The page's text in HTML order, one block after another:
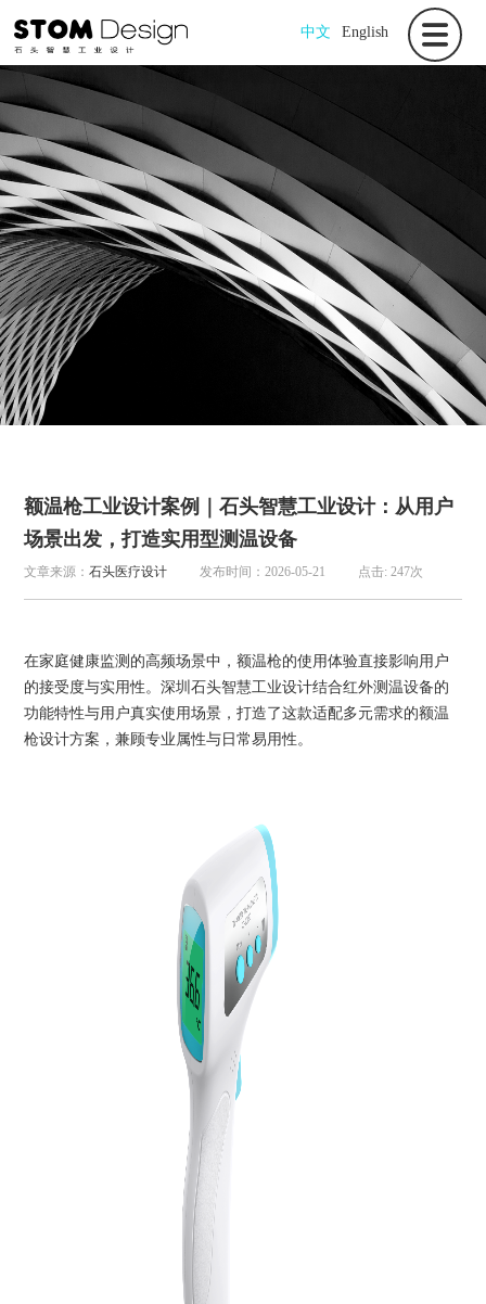
中文 English
额温枪工业设计案例｜石头智慧工业设计：从用户
场景出发，打造实用型测温设备
文章来源：石头医疗设计 发布时间：2026-05-21 点击: 247次
在家庭健康监测的高频场景中，额温枪的使用体验直接影响用户
的接受度与实用性。深圳石头智慧工业设计结合红外测温设备的
功能特性与用户真实使用场景，打造了这款适配多元需求的额温
枪设计方案 ，兼顾专业属性与日常易用性。